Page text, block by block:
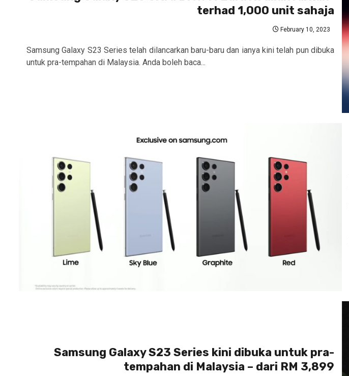
terhad 1,000 unit sahaja
February 10, 2023
Samsung Galaxy S23 Series telah dilancarkan baru-baru dan ianya kini telah pun dibuka
untuk pra-tempahan di Malaysia. Anda boleh baca...
Samsung Galaxy S23 Series kini dibuka untuk pra-
tempahan di Malaysia – dari RM 3,899